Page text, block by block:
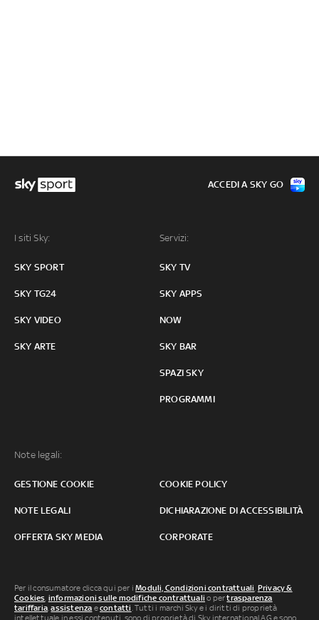
I siti Sky:
SKY SPORT
SKY TG24
SKY VIDEO
SKY ARTE
Servizi:
SKY TV
SKY APPS
NOW
SKY BAR
SPAZI SKY
PROGRAMMI
Note legali:
GESTIONE COOKIE COOKIE POLICY
NOTE LEGALI DICHIARAZIONE DI ACCESSIBILITÀ
OFFERTA SKY MEDIA CORPORATE
ACCEDI A SKY GO
Per il consumatore clicca qui per iModuli, Condizioni contrattuali, Privacy &
Cookies, informazioni sulle modifiche contrattuali o pertrasparenza
tariffaria,assistenza econtatti. Tutti i marchi Sky e i diritti di proprietà